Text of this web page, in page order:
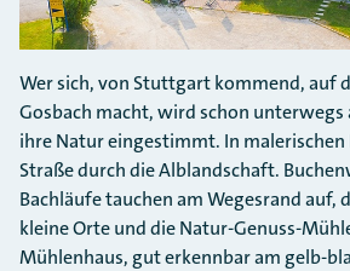
Wer sich, von Stuttgart kommend, auf
Gosbach macht, wird schon unterwegs
ihre Natur eingestimmt. In
Straße durch die Alblandschaft.
Bachläufe tauchen am Wegesrand auf,
kleine Orte und die Natur-Genuss-
Mühlenhaus, gut erkennbar am gelb-